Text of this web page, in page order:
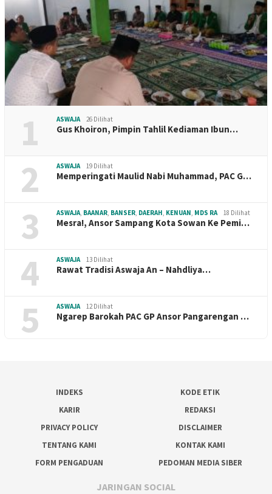
1 ASWAJA 26 Dilihat
Gus Khoiron, Pimpin Tahlil Kediaman Ibun…
2 ASWAJA 19 Dilihat
Memperingati Maulid Nabi Muhammad, PAC G…
3 ASWAJA, BAANAR, BANSER, DAERAH, KENUAN, MDS RA 18 Dilihat
Mesra!, Ansor Sampang Kota Sowan Ke Pemi…
4 ASWAJA 13 Dilihat
Rawat Tradisi Aswaja An – Nahdliya…
5 ASWAJA 12 Dilihat
Ngarep Barokah PAC GP Ansor Pangarengan …
INDEKS
KODE ETIK
KARIR
REDAKSI
PRIVACY POLICY
DISCLAIMER
TENTANG KAMI
KONTAK KAMI
FORM PENGADUAN
PEDOMAN MEDIA SIBER
JARINGAN SOCIAL